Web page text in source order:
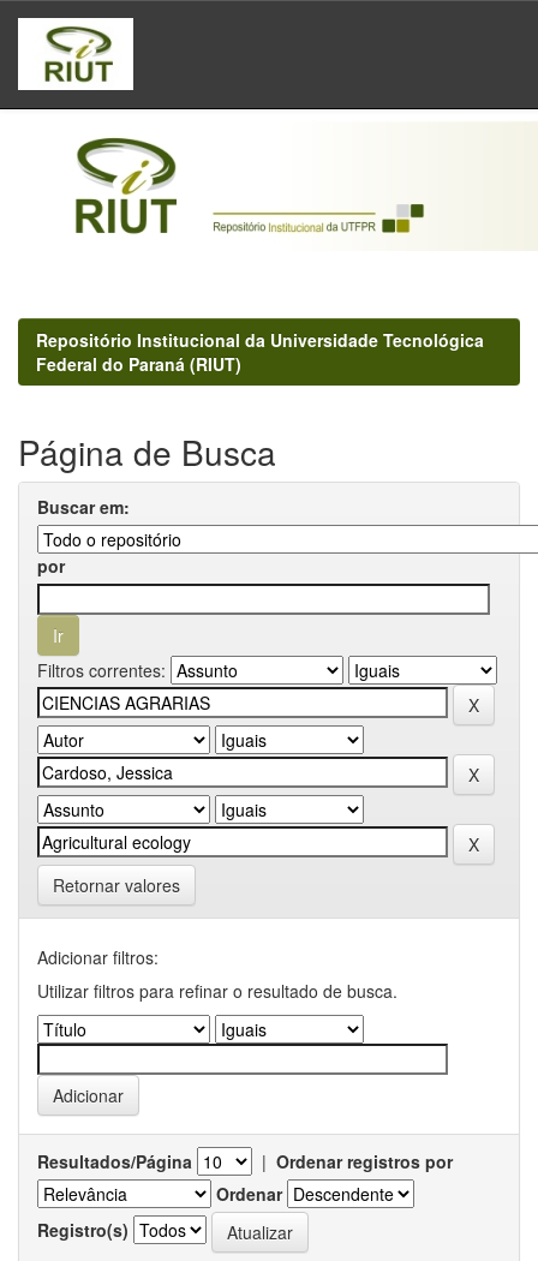
Skip
navigation
Repositório Institucional da Universidade Tecnológica
Federal do Paraná (RIUT)
Página de Busca
Buscar em:
por
Filtros correntes:
Retornar valores
Adicionar filtros:
Utilizar filtros para refinar o resultado de busca.
Resultados/Página | Ordenar registros por
Ordenar
Registro(s)